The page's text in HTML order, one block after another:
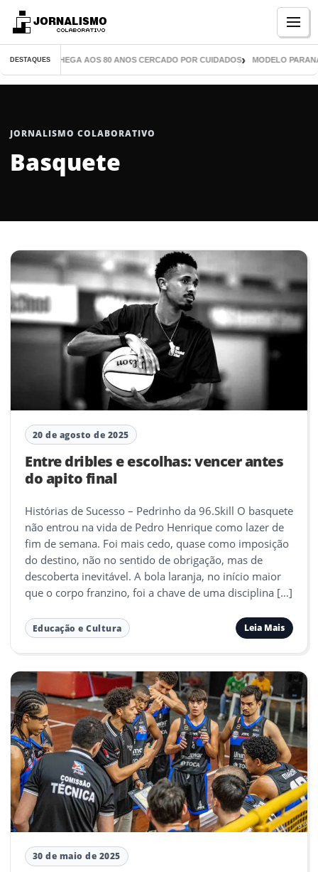
DESTAQUES
LIVROS CHEGA AOS 80 ANOS CERCADO POR CUIDADOS MODELO
JORNALISMO COLABORATIVO
Basquete
20 de agosto de 2025
Entre dribles e escolhas: vencer antes
do apito final
Histórias de Sucesso – Pedrinho da 96.Skill O basquete
não entrou na vida de Pedro Henrique como lazer de
fim de semana. Foi mais cedo, quase como imposição
do destino, não no sentido de obrigação, mas de
descoberta inevitável. A bola laranja, no início maior
que o corpo franzino, foi a chave de uma disciplina […]
Educação e Cultura Leia Mais
30 de maio de 2025